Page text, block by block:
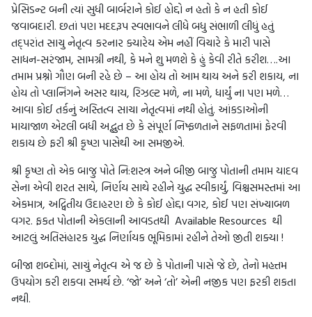
પ્રેસિડન્ટ બની ત્યાં સુધી બાર્બરાને કોઈ હોદ્દો ન હતો કે ન હતી કોઈ
જવાબદારી. છતાં પણ મદદરૂપ સ્વભાવને લીધે બધુ સંભાળી લીધું હતું
તદ્પરાંત સાચુ નેતૃત્વ કરનાર ક્યારેય એમ નહીં વિચારે કે મારી પાસે
સાધન-સરંજામ, સામગ્રી નથી, કે મને શુ મળશે કે હું કેવી રીતે કરીશ….આ
તમામ પ્રશ્નો ગૌણ બની રહે છે – આ હોય તો આમ થાય અને કરી શકાય, ના
હોય તો પ્લાનિંગને અસર થાય, રિઝલ્ટ મળે, ના મળે, ધાર્યું ના પણ મળે…
આવા કોઈ તર્કનું અસ્તિત્વ સાચા નેતૃત્વમાં નથી હોતું. આંકડાઓની
માયાજાળ એટલી બધી અદ્ભુત છે કે સંપૂર્ણ નિષ્ફળતાને સફળતામાં ફેરવી
શકાય છે ફરી શ્રી કૃષ્ણ પાસેથી આ સમજીએ.
શ્રી કૃષ્ણ તો એક બાજુ પોતે નિ:શસ્ત્ર અને બીજી બાજુ પોતાની તમામ યાદવ
સેના એવી શરત સાથે, નિર્ણય સાથે રહીને યુદ્ધ સ્વીકાર્યું, વિશ્ચસમસ્તમાં આ
એકમાત્ર, અદ્વિતીય ઉદાહરણ છે કે કોઈ હોદ્દા વગર, કોઈ પણ સંખ્યાબળ
વગર. ફકત પોતાની એકલાની આવડતથી Available Resources થી
આટલું અતિસંહારક યુદ્ધ નિર્ણાયક ભૂમિકામાં રહીને તેઓ જીતી શક્યા !
બીજા શબ્દોમાં, સાચું નેતૃત્વ એ જ છે કે પોતાની પાસે જે છે, તેનો મહત્તમ
ઉપયોગ કરી શકવા સમર્થ છે. ‘જો’ અને ‘તો’ એની નજીક પણ ફરકી શકતા
નથી.